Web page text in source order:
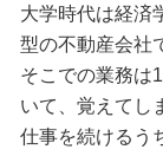
大学時代は経済
型の不動産会社
そこでの業務は
いて、覚えてし
仕事を続けるう